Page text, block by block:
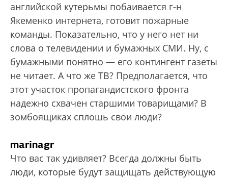
английской кутерьмы побаивается г-н
Якеменко интернета, готовит пожарные
команды. Показательно, что у него нет ни
слова о телевидении и бумажных СМИ. Ну, с
бумажными понятно — его контингент газеты
не читает. А что же ТВ? Предполагается, что
этот участок пропагандистского фронта
надежно схвачен старшими товарищами? В
зомбоящиках сплошь свои люди?
marinagr
Что вас так удивляет? Всегда должны быть
люди, которые будут защищать действующую